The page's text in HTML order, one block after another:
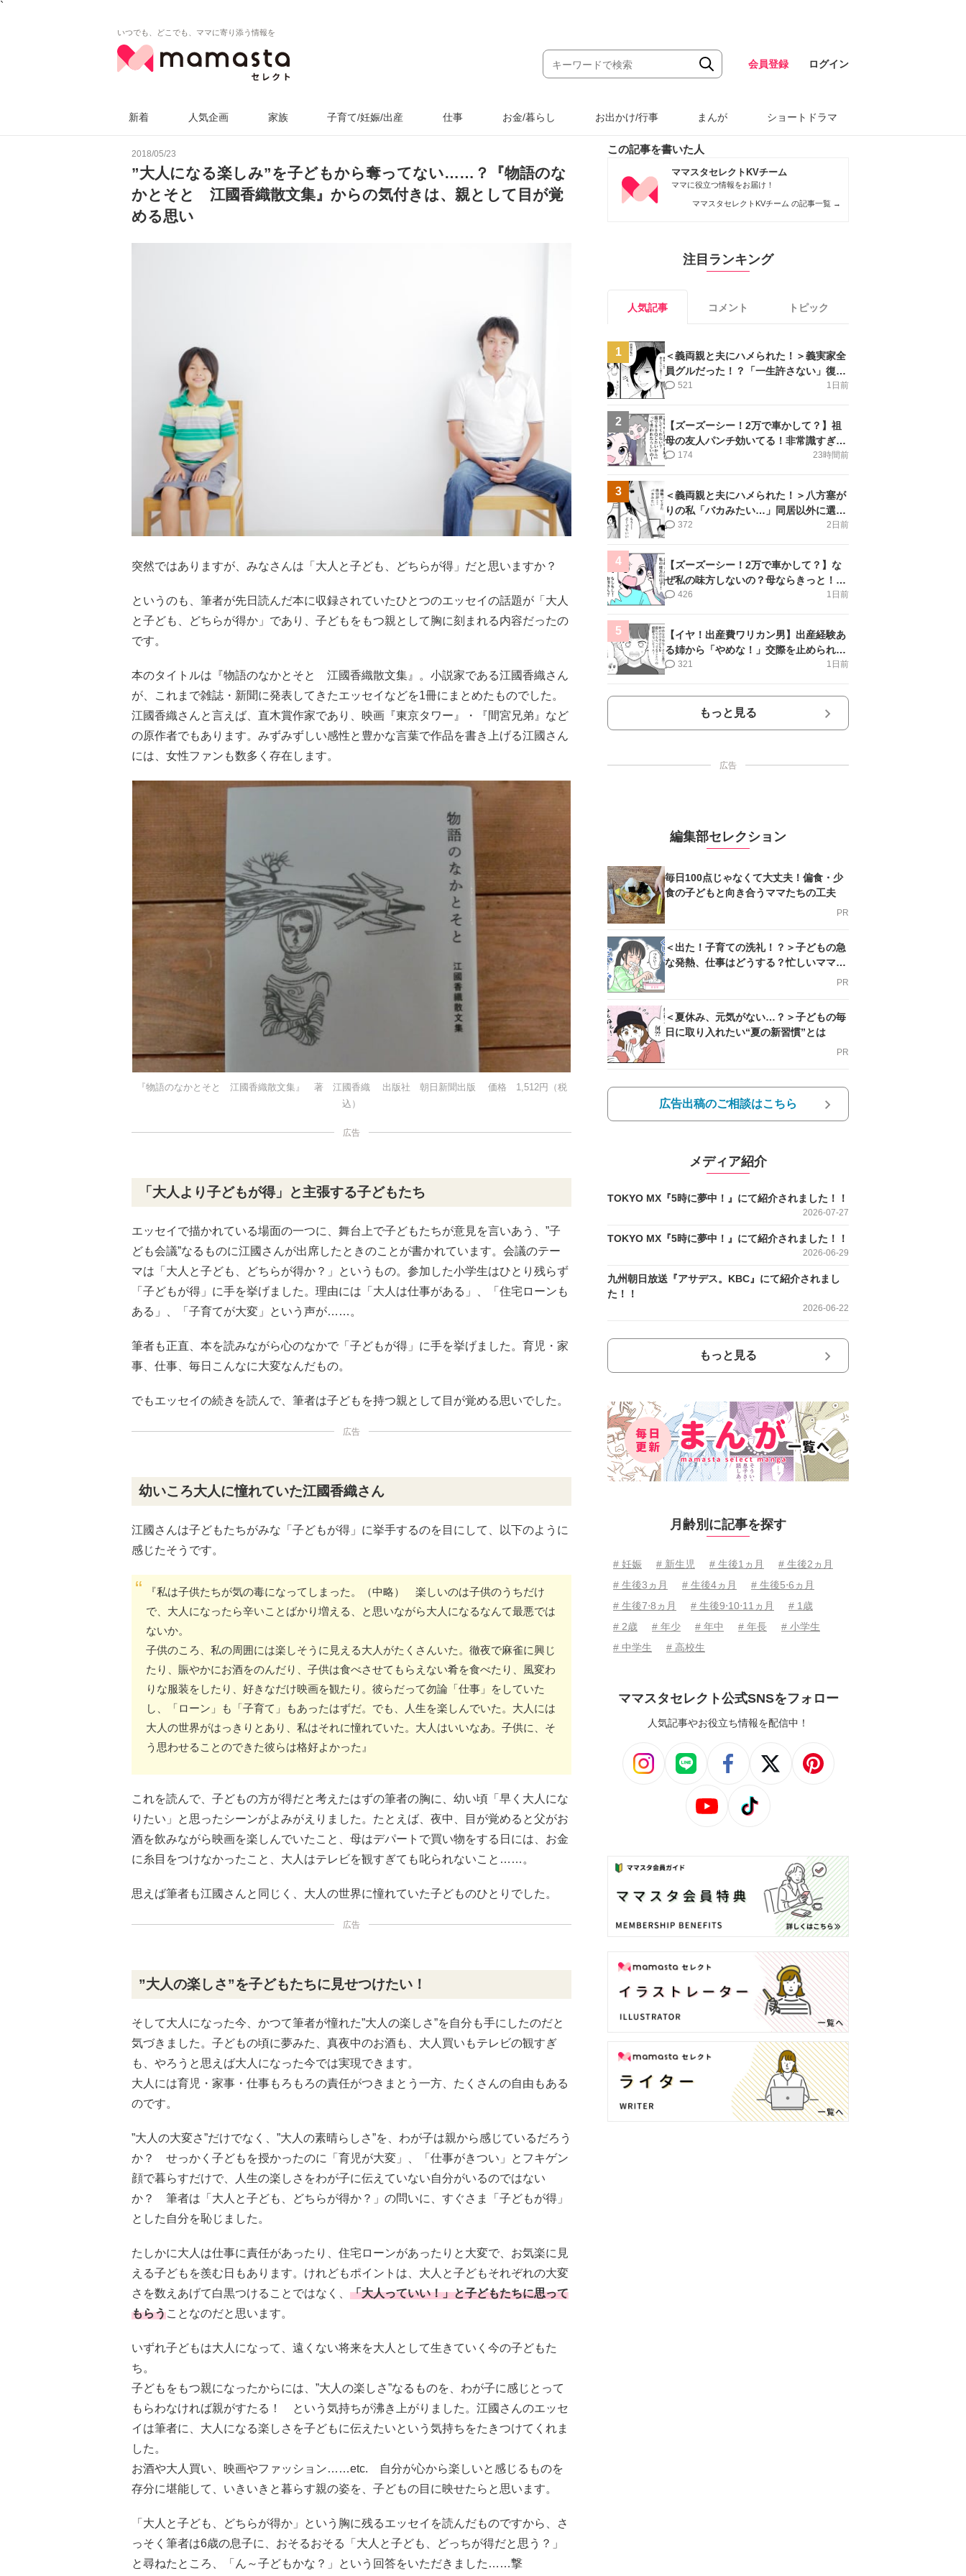
`
いつでも、どこでも、ママに寄り添う情報を
会員登録 ログイン
新着 人気企画 家族 子育て/妊娠/出産 仕事 お金/暮らし お出かけ/行事 まんが ショートドラマ
2018/05/23
”大人になる楽しみ”を子どもから奪ってない……？『物語のな
かとそと 江國香織散文集』からの気付きは、親として目が覚
める思い
突然ではありますが、みなさんは「大人と子ども、どちらが得」だと思いますか？
というのも、筆者が先日読んだ本に収録されていたひとつのエッセイの話題が「大人
と子ども、どちらが得か」であり、子どもをもつ親として胸に刻まれる内容だったの
です。
本のタイトルは『物語のなかとそと 江國香織散文集』。小説家である江國香織さん
が、これまで雑誌・新聞に発表してきたエッセイなどを1冊にまとめたものでした。
江國香織さんと言えば、直木賞作家であり、映画『東京タワー』・『間宮兄弟』など
の原作者でもあります。みずみずしい感性と豊かな言葉で作品を書き上げる江國さん
には、女性ファンも数多く存在します。
『物語のなかとそと 江國香織散文集』 著 江國香織 出版社 朝日新聞出版 価格 1,512円（税
込）
広告
「大人より子どもが得」と主張する子どもたち
エッセイで描かれている場面の一つに、舞台上で子どもたちが意見を言いあう、”子
ども会議”なるものに江國さんが出席したときのことが書かれています。会議のテー
マは「大人と子ども、どちらが得か？」というもの。参加した小学生はひとり残らず
「子どもが得」に手を挙げました。理由には「大人は仕事がある」、「住宅ローンも
ある」、「子育てが大変」という声が……。
筆者も正直、本を読みながら心のなかで「子どもが得」に手を挙げました。育児・家
事、仕事、毎日こんなに大変なんだもの。
でもエッセイの続きを読んで、筆者は子どもを持つ親として目が覚める思いでした。
広告
幼いころ大人に憧れていた江國香織さん
江國さんは子どもたちがみな「子どもが得」に挙手するのを目にして、以下のように
感じたそうです。
『私は子供たちが気の毒になってしまった。（中略） 楽しいのは子供のうちだけ
で、大人になったら辛いことばかり増える、と思いながら大人になるなんて最悪では
ないか。
子供のころ、私の周囲には楽しそうに見える大人がたくさんいた。徹夜で麻雀に興じ
たり、賑やかにお酒をのんだり、子供は食べさせてもらえない肴を食べたり、風変わ
りな服装をしたり、好きなだけ映画を観たり。彼らだって勿論「仕事」をしていた
し、「ローン」も「子育て」もあったはずだ。でも、人生を楽しんでいた。大人には
大人の世界がはっきりとあり、私はそれに憧れていた。大人はいいなあ。子供に、そ
う思わせることのできた彼らは格好よかった』
これを読んで、子どもの方が得だと考えたはずの筆者の胸に、幼い頃「早く大人にな
りたい」と思ったシーンがよみがえりました。たとえば、夜中、目が覚めると父がお
酒を飲みながら映画を楽しんでいたこと、母はデパートで買い物をする日には、お金
に糸目をつけなかったこと、大人はテレビを観すぎても叱られないこと……。
思えば筆者も江國さんと同じく、大人の世界に憧れていた子どものひとりでした。
広告
”大人の楽しさ”を子どもたちに見せつけたい！
そして大人になった今、かつて筆者が憧れた”大人の楽しさ”を自分も手にしたのだと
気づきました。子どもの頃に夢みた、真夜中のお酒も、大人買いもテレビの観すぎ
も、やろうと思えば大人になった今では実現できます。
大人には育児・家事・仕事もろもろの責任がつきまとう一方、たくさんの自由もある
のです。
”大人の大変さ”だけでなく、”大人の素晴らしさ”を、わが子は親から感じているだろう
か？ せっかく子どもを授かったのに「育児が大変」、「仕事がきつい」とフキゲン
顔で暮らすだけで、人生の楽しさをわが子に伝えていない自分がいるのではない
か？ 筆者は「大人と子ども、どちらが得か？」の問いに、すぐさま「子どもが得」
とした自分を恥じました。
たしかに大人は仕事に責任があったり、住宅ローンがあったりと大変で、お気楽に見
える子どもを羨む日もあります。けれどもポイントは、大人と子どもそれぞれの大変
さを数えあげて白黒つけることではなく、 「大人っていい！」と子どもたちに思って
もらうことなのだと思います。
いずれ子どもは大人になって、遠くない将来を大人として生きていく今の子どもた
ち。
子どもをもつ親になったからには、”大人の楽しさ”なるものを、わが子に感じとって
もらわなければ親がすたる！ という気持ちが沸き上がりました。江國さんのエッセ
イは筆者に、大人になる楽しさを子どもに伝えたいという気持ちをたきつけてくれま
した。
お酒や大人買い、映画やファッション……etc. 自分が心から楽しいと感じるものを
存分に堪能して、いきいきと暮らす親の姿を、子どもの目に映せたらと思います。
「大人と子ども、どちらが得か」という胸に残るエッセイを読んだものですから、さ
っそく筆者は6歳の息子に、おそるおそる「大人と子ども、どっちが得だと思う？」
と尋ねたところ、「ん～子どもかな？」という回答をいただきました……撃
この記事を書いた人
ママスタセレクトKVチーム
ママに役立つ情報をお届け！
ママスタセレクトKVチーム の記事一覧 →
注目ランキング
人気記事 コメント トピック
1
＜義両親と夫にハメられた！＞義実家全
員グルだった！？「一生許さない」復讐
誓った私【第6話まんが】
1日前
521
2
【ズーズーシー！2万で車かして？】祖
母の友人パンチ効いてる！非常識すぎ＜
第18話＞#4コマ母道場
23時間前
174
3
＜義両親と夫にハメられた！＞八方塞が
りの私「バカみたい…」同居以外に選択
肢がない【第5話まんが】
2日前
372
4
【ズーズーシー！2万で車かして？】な
ぜ私の味方しないの？母ならきっと！＜
第17話＞#4コマ母道場
1日前
426
5
【イヤ！出産費ワリカン男】出産経験あ
る姉から「やめな！」交際を止められ＜
第12話＞#4コマ母道場
1日前
321
もっと見る
広告
編集部セレクション
毎日100点じゃなくて大丈夫！偏食・少
食の子どもと向き合うママたちの工夫
PR
＜出た！子育ての洗礼！？＞子どもの急
な発熱、仕事はどうする？忙しいママを
PR
＜夏休み、元気がない…？＞子どもの毎
日に取り入れたい“夏の新習慣”とは
PR
広告出稿のご相談はこちら
メディア紹介
TOKYO MX『5時に夢中！』にて紹介されました！！
2026-07-27
TOKYO MX『5時に夢中！』にて紹介されました！！
2026-06-29
九州朝日放送『アサデス。KBC』にて紹介されまし
た！！
2026-06-22
もっと見る
月齢別に記事を探す
# 妊娠 # 新生児 # 生後1ヵ月
# 生後2ヵ月
# 生後3ヵ月
# 生後4ヵ月
# 生後5⋅6ヵ月
# 生後7⋅8ヵ月
# 生後9⋅10⋅11ヵ月
# 1歳
# 2歳
# 年少 # 年中 # 年長
# 小学生
# 中学生
# 高校生
ママスタセレクト公式SNSをフォロー
人気記事やお役立ち情報を配信中！